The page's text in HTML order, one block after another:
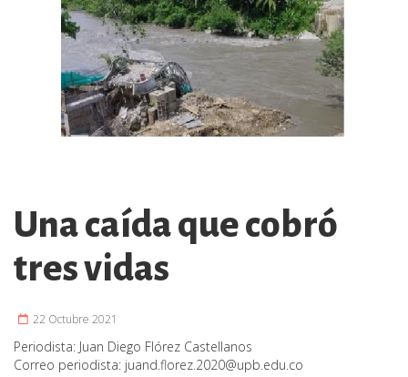
Una caída que cobró
tres vidas
22 Octubre 2021
Periodista: Juan Diego Flórez Castellanos
Correo periodista: juand.florez.2020@upb.edu.co